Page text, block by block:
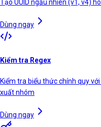
Tạo UUID ngẫu nhiên (v1, v4)
Dùng ngay
Kiểm tra Regex
Kiểm tra biểu thức chính quy
xuất nhóm
Dùng ngay